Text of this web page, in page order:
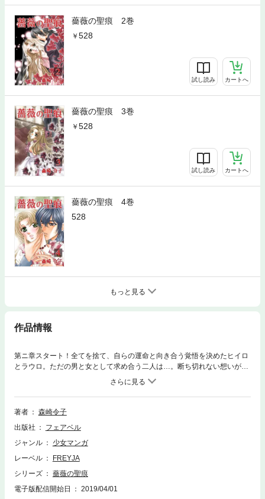
薔薇の聖痕 2巻
528
試し読み カートへ
薔薇の聖痕 3巻
528
試し読み カートへ
薔薇の聖痕 4巻
528
もっと見る
作品情報
第ニ章スタート！全てを捨て、自らの運命と向き合う覚悟を決めたヒイロ
とラウロ。ただの男と女として求め合う二人は…。断ち切れない想いが闇
に支配されていく…！“薔薇の聖痕”が導く運命の物語、電子版・第14巻。
原稿55話～58話収録。本格書下ろし作品、先行配信！
著者
森崎令子
出版社
フェアベル
ジャンル
少女マンガ
レーベル
FREYJA
シリーズ
薔薇の聖痕
電子版配信開始日
2019/04/01